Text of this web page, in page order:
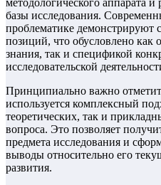
методологического аппарата
базы исследования.
проблематике демонстрируют
позиций, что обусловлено как
знания, так и спецификой
исследовательской
Принципиально важно
используется комплексный
теоретических, так и
вопроса. Это позволяет
предмета исследования и
выводы относительно его
развития.